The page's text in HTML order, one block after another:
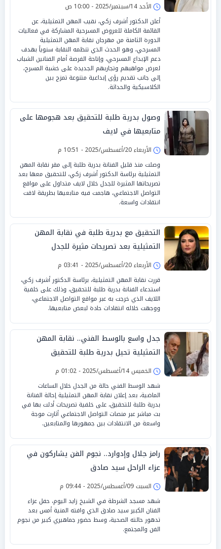
الأحد 14/سبتمبر/2025 - 10:00 ص
أعلن الدكتور أشرف زكي، نقيب المهن التمثيلية، عن
القائمة الكاملة للعروض المسرحية المشاركة في فعاليات
الدورة الثامنة من مهرجان نقابة المهن التمثيلية
المسرحي، وهو الحدث الذي تنظمه النقابة سنوياً بهدف
دعم الإبداع المسرحي، وإتاحة الفرصة أمام الفنانين الشباب
لعرض مواهبهم وتجاربهم الجديدة على خشبة المسرح،
إلى جانب تقديم رؤى إبداعية متنوعة تمزج بين
الكلاسيكية والحداثة.
وصول بدرية طلبة للتحقيق بعد هجومها على
متابعيها في لايف
الأربعاء 20/أغسطس/2025 - 10:51 م
وصلت منذ قليل الفنانة بدرية طلبة إلى مقر نقابة المهن
التمثيلية برئاسة الدكتور أشرف زكي، للتحقيق معها بعد
تصريحاتها المثيرة للجدل خلال لايف متداول على مواقع
التواصل الاجتماعي، هاجمت فيه متابعيها بطريقة لاقت
انتقادات واسعة.
التحقيق مع بدرية طلبة في نقابة المهن
التمثيلية بعد تصريحات مثيرة للجدل
الأربعاء 20/أغسطس/2025 - 03:41 م
قررت نقابة المهن التمثيلية، برئاسة الدكتور أشرف زكي،
استدعاء الفنانة بدرية طلبة للتحقيق، وذلك على خلفية
اللايف الذي خرجت به عبر مواقع التواصل الاجتماعي،
ووجهت خلاله انتقادات حادة لبعض متابعيها.
جدل واسع بالوسط الفني.. نقابة المهن
التمثيلية تحيل بدرية طلبة للتحقيق
الخميس 14/أغسطس/2025 - 01:02 م
شهد الوسط الفني حالة من الجدل خلال الساعات
الماضية، بعد إعلان نقابة المهن التمثيلية إحالة الفنانة
بدرية طلبة للتحقيق، على خلفية تصريحات أدلت بها في
بث مباشر عبر منصات التواصل الاجتماعي أثارت موجة
واسعة من الانتقادات بين جمهورها والمتابعين.
رامز جلال وإدوارد.. نجوم الفن يشاركون في
عزاء الراحل سيد صادق
السبت 09/أغسطس/2025 - 09:44 م
شهد مسجد الشرطة في الشيخ زايد اليوم، حفل عزاء
الفنان الكبير سيد صادق الذي وافته المنية أمس بعد
تدهور حالته الصحية، وسط حضور جماهيري كبير من نجوم
الفن والمجتمع.